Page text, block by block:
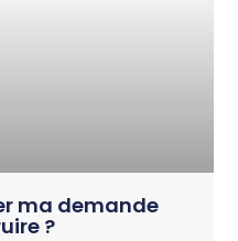
ma demande
?